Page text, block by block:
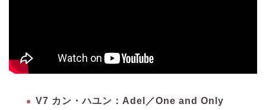
V7 カン・ハユン：Adel／One and Only